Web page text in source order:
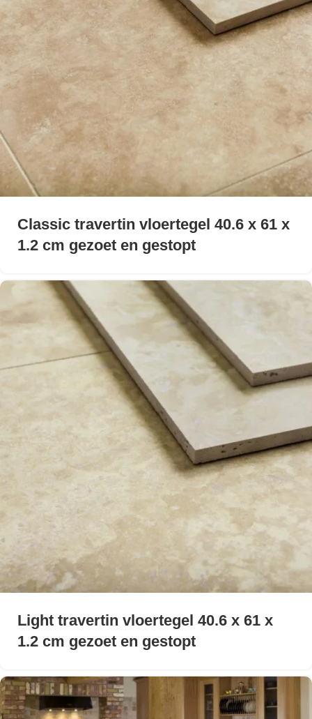
Classic travertin vloertegel 40.6 x 61 x
1.2 cm gezoet en gestopt
Light travertin vloertegel 40.6 x 61 x
1.2 cm gezoet en gestopt